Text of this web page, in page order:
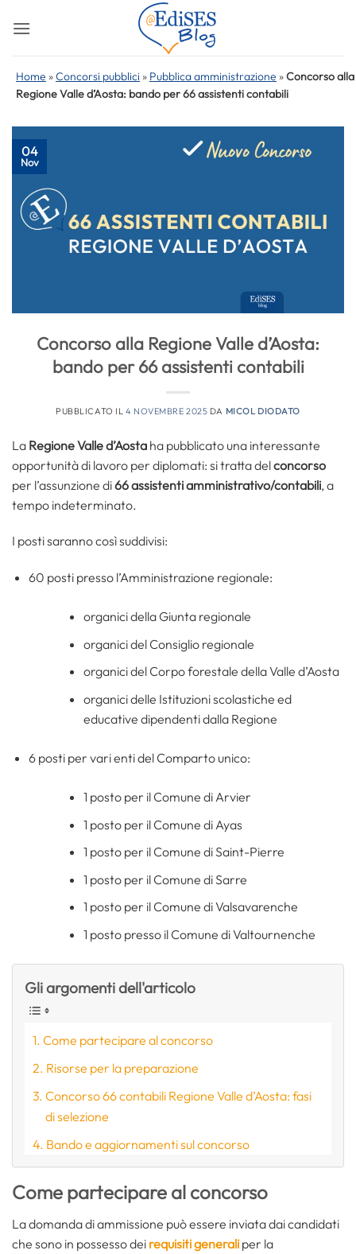
Home »Concorsi pubblici » Pubblica amministrazione »Concorso alla
Regione Valle d’Aosta: bando per 66 assistenti contabili
04
Nov
Concorso alla Regione Valle d’Aosta:
bando per 66 assistenti contabili
PUBBLICATO IL 4 NOVEMBRE 2025 DA MICOL DIODATO
La Regione Valle d’Aosta ha pubblicato una interessante
opportunità di lavoro per diplomati: si tratta delconcorso
per l’assunzione di66assistenti amministrativo/contabili, a
tempo indeterminato.
I posti saranno così suddivisi:
60 posti presso l’Amministrazione regionale:
organici della Giunta regionale
organici del Consiglio regionale
organici del Corpo forestale della Valle d’Aosta
organici delle Istituzioni scolastiche ed
educative dipendenti dalla Regione
6 posti per vari enti del Comparto unico:
1 posto per il Comune di Arvier
1 posto per il Comune di Ayas
1 posto per il Comune di Saint-Pierre
1 posto per il Comune di Sarre
1 posto per il Comune di Valsavarenche
1 posto presso il Comune di Valtournenche
Gli argomenti dell'articolo
Come partecipare al concorso
Risorse per la preparazione
Concorso 66 contabili Regione Valle d’Aosta: fasi
di selezione
Bando e aggiornamenti sul concorso
Come partecipare al concorso
La domanda di ammissione può essere inviata dai candidati
che sono in possesso dei requisiti generali per la